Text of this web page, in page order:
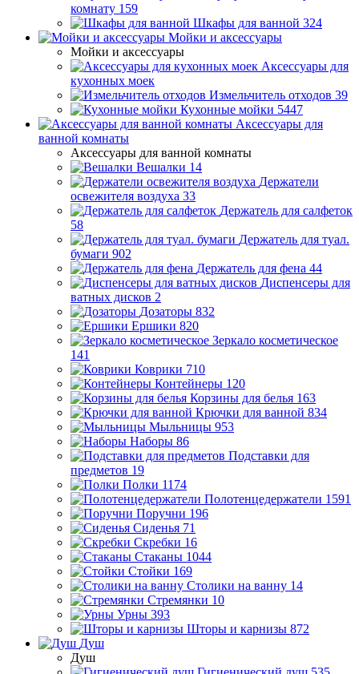
комнату 159
Шкафы для ванной 324
Мойки и аксессуары
Мойки и аксессуары
Аксессуары для
кухонных моек
Измельчитель отходов 39
Кухонные мойки 5447
Аксессуары для
ванной комнаты
Аксессуары для ванной комнаты
Вешалки 14
Держатели
освежителя воздуха 33
Держатель для салфеток
58
Держатель для туал.
бумаги 902
Держатель для фена 44
Диспенсеры для
ватных дисков 2
Дозаторы 832
Ершики 820
Зеркало косметическое
141
Коврики 710
Контейнеры 120
Корзины для белья 163
Крючки для ванной 834
Мыльницы 953
Наборы 86
Подставки для
предметов 19
Полки 1174
Полотенцедержатели 1591
Поручни 196
Сиденья 71
Скребки 16
Стаканы 1044
Стойки 169
Столики на ванну 14
Стремянки 10
Урны 393
Шторы и карнизы 872
Душ
Душ